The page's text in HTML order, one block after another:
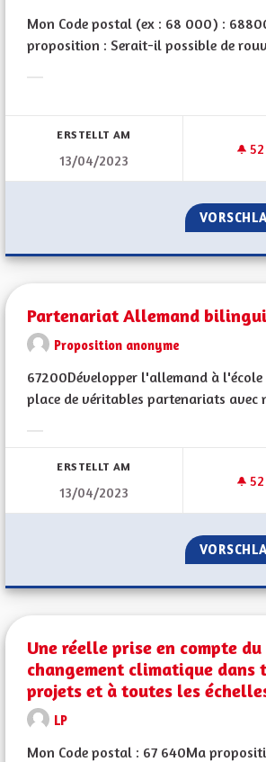
SOIENT TOUS REPRÉSENTÉS
LES CITOYENS SOIENT TOUS
Mon Code postal (ex : 68 000) :
proposition : Serait-il possible de
ERSTELLT AM
13/04/2023
52
DE TOUS.
C’EST L’AFFAIRE DE TOUS.
Partenariat Allemand
Proposition anonyme
67200Développer l'allemand à l'école
place de véritables partenariats avec
ERSTELLT AM
13/04/2023
52
Une réelle prise en compte du
changement climatique dans
projets et à toutes les
LP
Mon Code postal : 67 640Ma